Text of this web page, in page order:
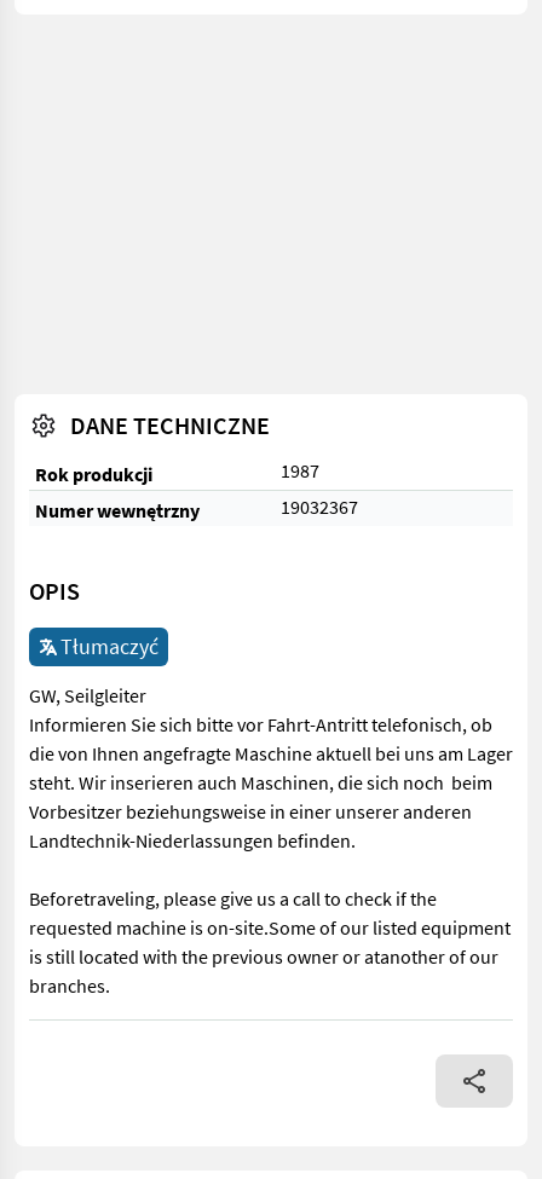
DANE TECHNICZNE
Rok produkcji
1987
Numer wewnętrzny
19032367
OPIS
Tłumaczyć
GW, Seilgleiter
Informieren Sie sich bitte vor Fahrt-Antritt telefonisch, ob
die von Ihnen angefragte Maschine aktuell bei uns am Lager
steht. Wir inserieren auch Maschinen, die sich noch beim
Vorbesitzer beziehungsweise in einer unserer anderen
Landtechnik-Niederlassungen befinden.
Beforetraveling, please give us a call to check if the
requested machine is on-site.Some of our listed equipment
is still located with the previous owner or atanother of our
branches.
GW, Seilgleiter Informieren Sie sich bitte vor Fahrt-Antritt